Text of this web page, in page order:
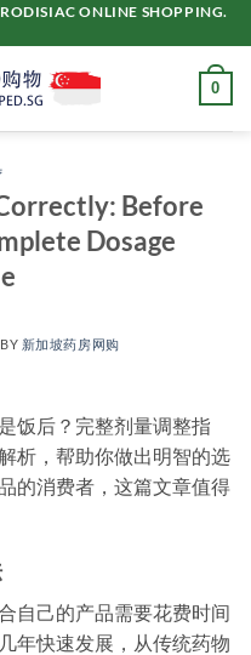
ONLINE SHOPPING.
0
Before
Dosage
BY 新加坡药房网购
饭后？完整剂量调整指
析，帮助你做出明智的选
的消费者，这篇文章值得
自己的产品需要花费时间
年快速发展，从传统药物